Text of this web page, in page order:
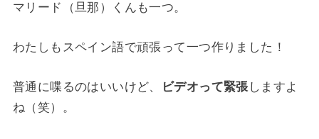
マリード（旦那）くんも一つ。
わたしもスペイン語で頑張って一つ作りました！
普通に喋るのはいいけど、 ビデオって緊張 しますよ
ね（笑）。